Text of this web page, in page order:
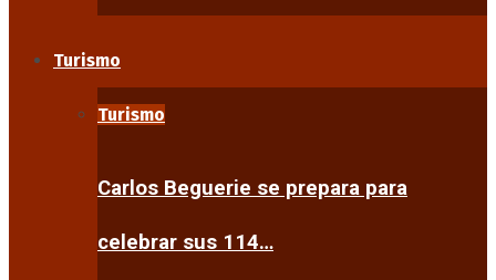
Turismo
Turismo
Carlos Beguerie se prepara para
celebrar sus 114…